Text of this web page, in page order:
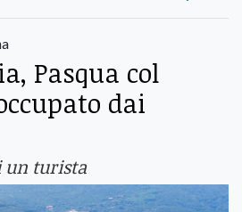
Pasqua col
dai
un turista